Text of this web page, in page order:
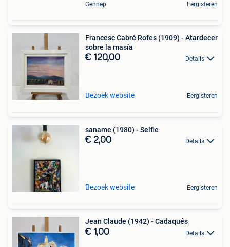
Gennep Eergisteren
Francesc Cabré Rofes (1909) - Atardecer
sobre la masía
€ 120,00 Details
Bezoek website Eergisteren
saname (1980) - Selfie
€ 2,00 Details
Bezoek website Eergisteren
Jean Claude (1942) - Cadaqués
€ 1,00 Details